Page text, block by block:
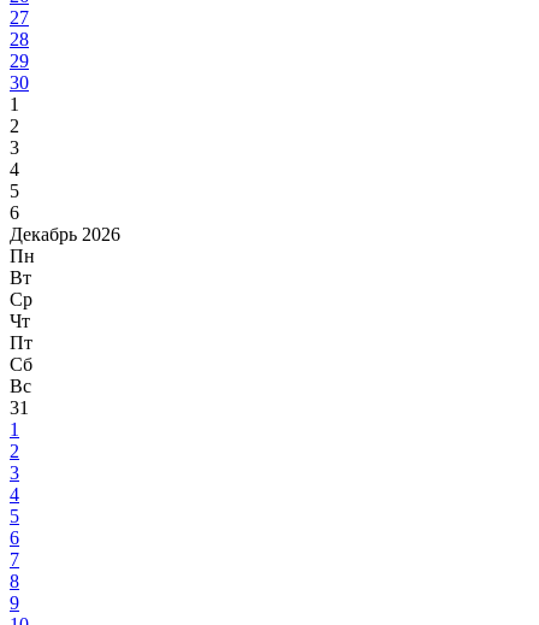
27
28
29
30
1
2
3
4
5
6
Декабрь 2026
Пн
Вт
Ср
Чт
Пт
Сб
Вс
31
1
2
3
4
5
6
7
8
9